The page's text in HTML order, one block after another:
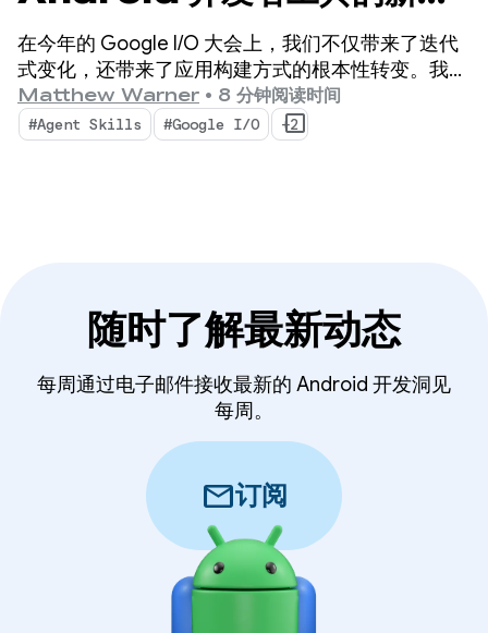
能
在今年的 Google I/O 大会上，我们不仅带来了迭代
式变化，还带来了应用构建方式的根本性转变。我们
的最新工具专为智能体时代而打造，其中包含的功能
不仅能提升 Android 开发者的工作效率，还能增强您
在代码库中部署的 AI 智能体。
Matthew Warner • 8 分钟阅读时间
#Agent Skills #Google I/O +2
随时了解最新动态
每周通过电子邮件接收最新的 Android 开发洞见
每周。
mail订阅